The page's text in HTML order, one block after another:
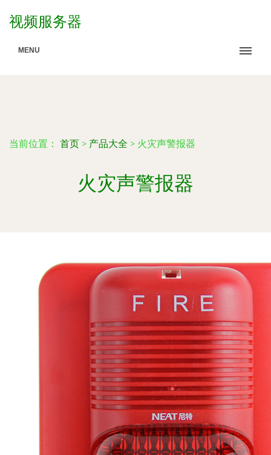
视频服务器
MENU
当前位置： 首页 > 产品大全 > 火灾声警报器
火灾声警报器